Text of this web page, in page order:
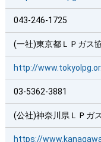
043-246-1725
(一社)東京都ＬＰガス
http://
03-5362-3881
(公社)神奈川県ＬＰガ
https://